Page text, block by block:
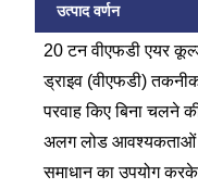
उत्पाद वर्णन
20 टन वीएफडी एयर
ड्राइव (वीएफडी)
परवाह किए बिना चलने
अलग लोड आवश्यकताओं
समाधान का उपयोग